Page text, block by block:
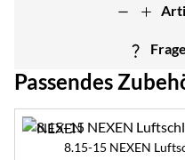
Passendes
Zubehör